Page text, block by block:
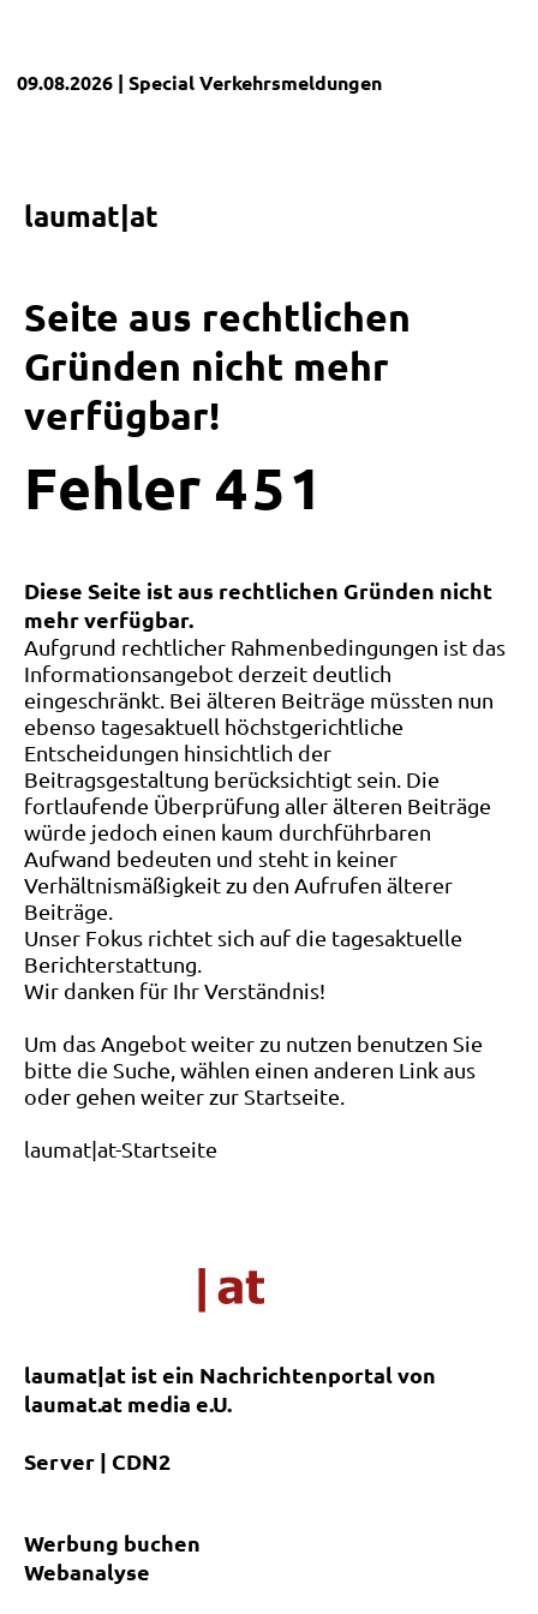
09.08.2026 | SpecialVerkehrsmeldungen
laumat|at
Seite aus rechtlichen
Gründen nicht mehr
verfügbar!
Fehler 4 5 1
Diese Seite ist aus rechtlichen Gründen nicht
mehr verfügbar.
Aufgrund rechtlicher Rahmenbedingungen ist das
Informationsangebot derzeit deutlich
eingeschränkt. Bei älteren Beiträge müssten nun
ebenso tagesaktuell höchstgerichtliche
Entscheidungen hinsichtlich der
Beitragsgestaltung berücksichtigt sein. Die
fortlaufende Überprüfung aller älteren Beiträge
würde jedoch einen kaum durchführbaren
Aufwand bedeuten und steht in keiner
Verhältnismäßigkeit zu den Aufrufen älterer
Beiträge.
Unser Fokus richtet sich auf die tagesaktuelle
Berichterstattung.
Wir danken für Ihr Verständnis!
Um das Angebot weiter zu nutzen benutzen Sie
bitte die Suche, wählen einen anderen Link aus
oder gehen weiter zur Startseite.
laumat|at-Startseite
laumat|at ist ein Nachrichtenportal von
laumat.at media e.U.
Server | CDN2
Werbung buchen
Webanalyse